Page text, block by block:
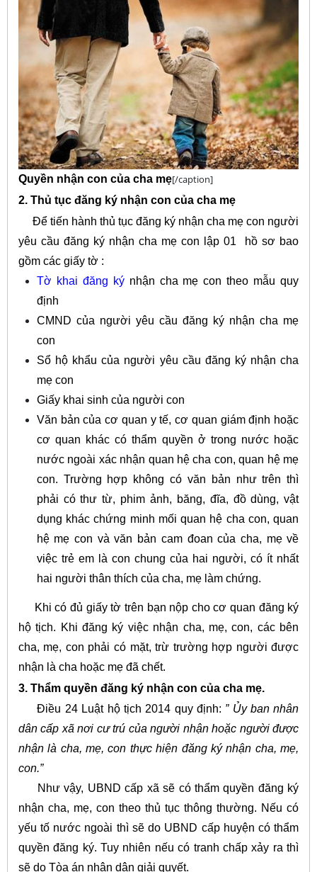
Quyền nhận con của cha mẹ[/caption]
2. Thủ tục đăng ký nhận con của cha mẹ
Để tiến hành thủ tục đăng ký nhận cha mẹ con người
yêu cầu đăng ký nhận cha mẹ con lập 01 hồ sơ bao
gồm các giấy tờ :
Tờ khai đăng kýnhận cha mẹ con theo mẫu quy
định
CMND của người yêu cầu đăng ký nhận cha mẹ
con
Sổ hộ khẩu của người yêu cầu đăng ký nhận cha
mẹ con
Giấy khai sinh của người con
Văn bản của cơ quan y tế, cơ quan giám định hoặc
cơ quan khác có thẩm quyền ở trong nước hoặc
nước ngoài xác nhận quan hệ cha con, quan hệ mẹ
con. Trường hợp không có văn bản như trên thì
phải có thư từ, phim ảnh, băng, đĩa, đồ dùng, vật
dụng khác chứng minh mối quan hệ cha con, quan
hệ mẹ con và văn bản cam đoancủa cha, mẹ về
việc trẻ em là con chung của hai người, có ít nhất
hai người thân thích của cha, mẹ làm chứng.
Khi có đủ giấy tờ trên bạn nộp cho cơ quan đăng ký
hộ tịch. Khi đăng ký việc nhận cha, mẹ, con, các bên
cha, mẹ, con phải có mặt, trừ trường hợp người được
nhận là cha hoặc mẹ đã chết.
3. Thẩm quyền đăng ký nhận con của cha mẹ.
Điều 24 Luật hộ tịch 2014 quy định: ” Ủy ban nhân
dân cấp xã nơi cư trú của người nhận hoặc người được
nhận là cha, mẹ, con thực hiện đăng ký nhận cha, mẹ,
con.”
Như vậy, UBND cấp xã sẽ có thẩm quyền đăng ký
nhận cha, mẹ, con theo thủ tục thông thường. Nếu có
yếu tố nước ngoài thì sẽ do UBND cấp huyện có thẩm
quyền đăng ký. Tuy nhiên nếu có tranh chấp xảy ra thì
sẽ do Tòa án nhân dân giải quyết.